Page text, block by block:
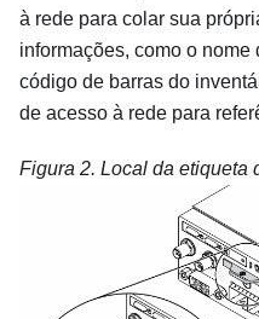
à rede para colar sua
informações, como o
código de barras do
de acesso à rede para
Figura 2. Local da etiqueta